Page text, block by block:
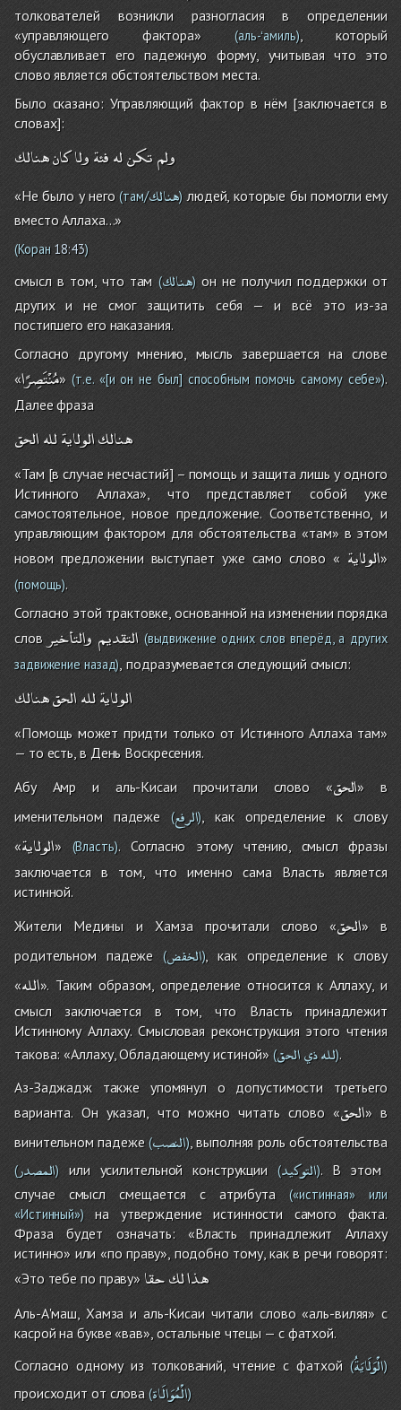
толкователей возникли разногласия в определении
«управляющего фактора»(аль-ʻамиль), который
обуславливает его падежную форму, учитывая что это
слово является обстоятельством места.
Было сказано: Управляющий фактор в нём [заключается в
словах]:
ولمتكنلهفئةولاكانهنالك
«Не было у него(там/هنالك) людей, которые бы помогли ему
вместо Аллаха...»
(Коран 18:43)
смысл в том, что там (هنالك)он не получил поддержки от
других и не смог защитить себя — и всё это из-за
постигшего его наказания.
Согласно другому мнению, мысль завершается на слове
«مُنْتَصِرًا» (т.е. «[и он не был] способным помочь самому себе»).
Далее фраза
هنالكالولايةللهالحق
«Там [в случае несчастий] – помощь и защита лишь у одного
Истинного Аллаха», что представляет собой уже
самостоятельное, новое предложение. Соответственно, и
управляющим фактором для обстоятельства «там» в этом
новом предложении выступает уже само слово « الولاية»
(помощь).
Согласно этой трактовке, основанной на изменении порядка
слов
التقديموالتأخير
(выдвижение одних слов вперёд, а других
задвижение назад), подразумевается следующий смысл:
الولايةللهالحقهنالك
«Помощь может придти только от Истинного Аллаха там»
— то есть, в День Воскресения.
Абу Амр и аль-Кисаи прочитали слово «الحق» в
именительном падеже (الرفع), как определение к слову
«الولاية» (Власть). Согласно этому чтению, смысл фразы
заключается в том, что именно сама Власть является
истинной.
Жители Медины и Хамза прочитали слово «الحق» в
родительном падеже (الخفض), как определение к слову
«الله». Таким образом, определение относится к Аллаху, и
смысл заключается в том, что Власть принадлежит
Истинному Аллаху. Смысловая реконструкция этого чтения
такова: «Аллаху, Обладающему истиной» ( للهذيالحق ).
Аз-Заджадж также упомянул о допустимости третьего
варианта. Он указал, что можно читать слово «الحق» в
винительном падеже(النصب), выполняя роль обстоятельства
(المصدر) или усилительной конструкции (التوكيد). В этом
случае смысл смещается с атрибута(«истинная» или
«Истинный»)на утверждение истинности самого факта.
Фраза будет означать: «Власть принадлежит Аллаху
истинно» или «по праву», подобно тому, как в речи говорят:
«Это тебе по праву»
هذالكحقا
Аль-А'маш, Хамза и аль-Кисаи читали слово «аль-виляя» с
касрой на букве «вав», остальные чтецы — с фатхой.
Согласно одному из толкований, чтение с фатхой(الْوَلَايَةُ)
происходит от слова (الْمُوَالَاة)